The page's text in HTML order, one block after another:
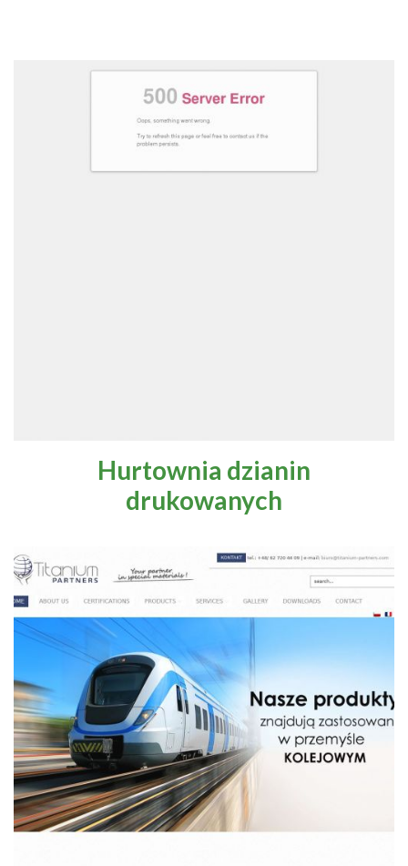
Hurtownia dzianin
drukowanych